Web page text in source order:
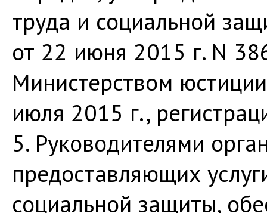
труда и социальной
от 22 июня 2015 г. N
Министерством
июля 2015 г.,
5. Руководителями
предоставляющих
социальной защиты,